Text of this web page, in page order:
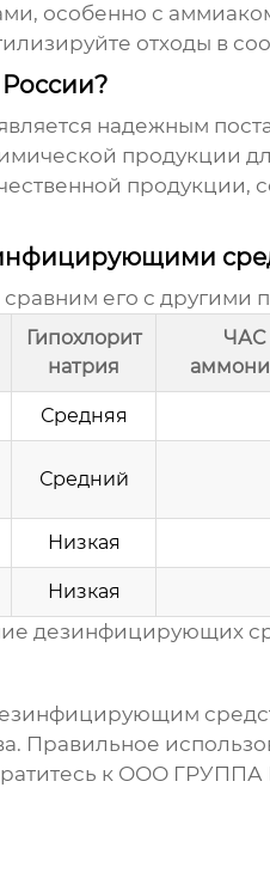
особенно с
отходы в
надежным
продукции
сравним его с
Гипохлорит
натрия
ЧАС
Средняя
Средний
Низкая
Низкая
дезинфицирующих
Правильное
к ООО